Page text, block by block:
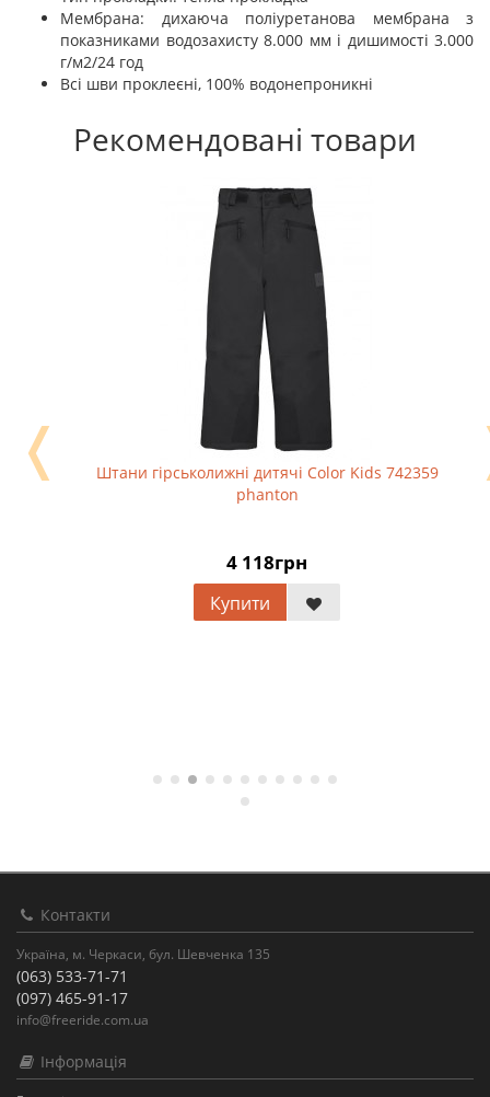
Мембрана: дихаюча поліуретанова мембрана з
показниками водозахисту 8.000 мм і дишимості 3.000
г/м2/24 год
Всі шви проклеєні, 100% водонепроникні
Рекомендовані товари
Штани гірськолижні дитячі Color Kids 742359
phanton
4 118грн
Купити
❬
Контакти
Україна, м. Черкаси, бул. Шевченка 135
(063) 533-71-71
(097) 465-91-17
info@freeride.com.ua
Інформація